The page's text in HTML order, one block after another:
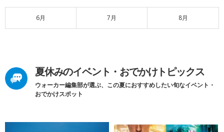
6月 7月 8月
夏休みのイベント・おでかけトピックス
ウォーカー編集部が選ぶ、この夏におすすめしたい旬なイベント・
おでかけスポット